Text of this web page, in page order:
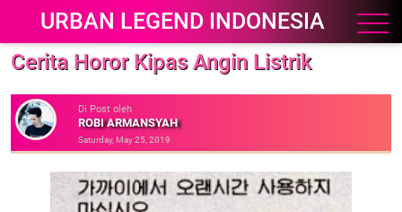
URBAN LEGEND INDONESIA
Cerita Horor Kipas Angin Listrik
Di Post oleh
ROBI ARMANSYAH
Saturday, May 25, 2019